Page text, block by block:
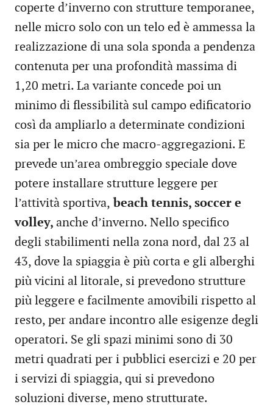
coperte d’inverno con strutture temporanee,
nelle micro solo con un telo ed è ammessa la
realizzazione di una sola sponda a pendenza
contenuta per una profondità massima di
1,20 metri. La variante concede poi un
minimo di flessibilità sul campo edificatorio
così da ampliarlo a determinate condizioni
sia per le micro che macro-aggregazioni. E
prevede un’area ombreggio speciale dove
potere installare strutture leggere per
l’attività sportiva, beach tennis, soccer e
volley, anche d’inverno. Nello specifico
degli stabilimenti nella zona nord, dal 23 al
43, dove la spiaggia è più corta e gli alberghi
più vicini al litorale, si prevedono strutture
più leggere e facilmente amovibili rispetto al
resto, per andare incontro alle esigenze degli
operatori. Se gli spazi minimi sono di 30
metri quadrati per i pubblici esercizi e 20 per
i servizi di spiaggia, qui si prevedono
soluzioni diverse, meno strutturate.